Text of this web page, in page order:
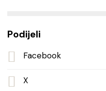
Podijeli
Facebook
X